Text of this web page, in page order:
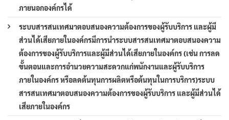
ภายนอกองค์กรได้
ระบบสารสนเทศมาตอบสนองความต้องการของผู้รับบริการ และผู้มี
ส่วนได้เสียภายในองค์กรมีการนำระบบสารสนเทศมาตอบสนองความ
ต้องการของผู้รับบริการและผู้มีส่วนได้เสียภายในองค์กร (เช่น การลด
ขั้นตอนและการอำนวยความสะดวกแก่พนักงานและผู้รับบริการ
ภายในองค์กร หรือลดต้นทุนการผลิตหรือต้นทุนในการบริการ)ระบบ
สารสนเทศมาตอบสนองความต้องการของผู้รับบริการ และผู้มีส่วนได้
เสียภายในองค์กร